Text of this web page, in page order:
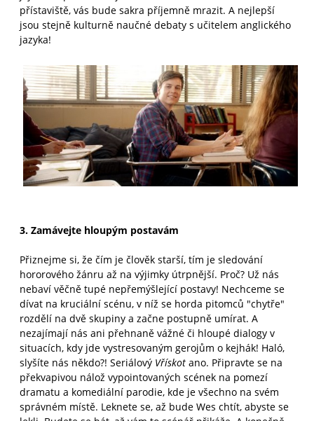
přístaviště, vás bude sakra příjemně mrazit. A nejlepší
jsou stejně kulturně naučné debaty s učitelem anglického
jazyka!
3. Zamávejte hloupým postavám
Přiznejme si, že čím je člověk starší, tím je sledování
hororového žánru až na výjimky útrpnější. Proč? Už nás
nebaví věčně tupé nepřemýšlející postavy! Nechceme se
dívat na kruciální scénu, v níž se horda pitomců "chytře"
rozdělí na dvě skupiny a začne postupně umírat. A
nezajímají nás ani přehnaně vážné či hloupé dialogy v
situacích, kdy jde vystresovaným gerojům o kejhák! Haló,
slyšíte nás někdo?! Seriálový Vřískot ano. Připravte se na
překvapivou nálož vypointovaných scének na pomezí
dramatu a komediální parodie, kde je všechno na svém
správném místě. Leknete se, až bude Wes chtít, abyste se